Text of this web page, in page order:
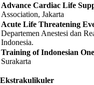
Advance Cardiac Life
Association, Jakarta
Acute Life Threatening
Departemen Anestesi dan
Indonesia.
Training of Indonesian
Surakarta
Ekstrakulikuler